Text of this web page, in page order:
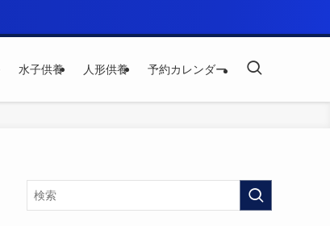
水子供養 人形供養 予約カレンダー